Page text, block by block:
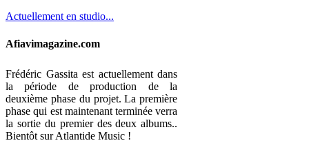
Actuellement en studio...
Frédéric Gassita est actuellement dans
la période de production de la
deuxième phase du projet. La première
phase qui est maintenant terminée verra
la sortie du premier des deux albums..
Bientôt sur Atlantide Music !
Afiavimagazine.com